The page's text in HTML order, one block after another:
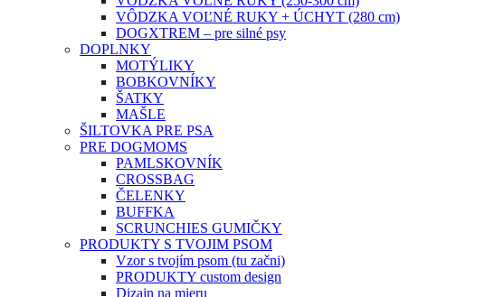
VÔDZKA VOĽNÉ RUKY + ÚCHYT (280 cm)
DOGXTREM – pre silné psy
DOPLNKY
MOTÝLIKY
BOBKOVNÍKY
ŠATKY
MAŠLE
ŠILTOVKA PRE PSA
PRE DOGMOMS
PAMLSKOVNÍK
CROSSBAG
ČELENKY
BUFFKA
SCRUNCHIES GUMIČKY
PRODUKTY S TVOJIM PSOM
Vzor s tvojím psom (tu začni)
PRODUKTY custom design
Dizajn na mieru